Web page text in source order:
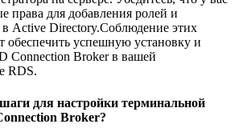
права для добавления ролей и
в Active Directory.Соблюдение этих
обеспечить успешную установку и
Connection Broker в вашей
RDS.
для настройки терминальной
Broker?